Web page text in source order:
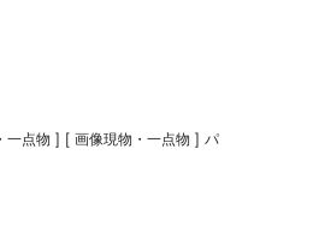
一点物 ] [ 画像現物・一点物 ] パ